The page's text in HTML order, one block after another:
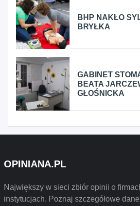
BHP NAKŁO
BRYŁKA
GABINET
BEATA
GŁOŚNICKA
OPINIANA.PL
Największy w sieci zbiór opinii o
instytucjach. Poznaj szczegółowe